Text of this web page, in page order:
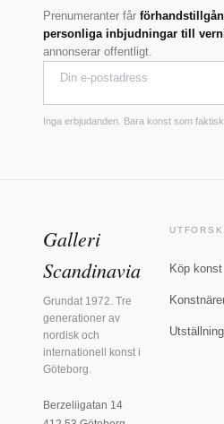
Prenumeranter får
personliga inbjudningar till
annonserar offentligt.
Inga erbjudanden. Bara konst som
Galleri
Scandinavia
Grundat 1972. Tre
generationer av
nordisk och
internationell konst i
Göteborg.
Berzeliigatan 14
Köp konst